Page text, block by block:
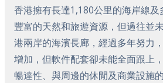
香港擁有長達1,180公里的海岸線
豐富的天然和旅遊資源，但過往並
港兩岸的海濱長廊，經過多年努力
增加，但軟件配套卻未能全面跟上
暢達性、與周邊的休閒及商業設施